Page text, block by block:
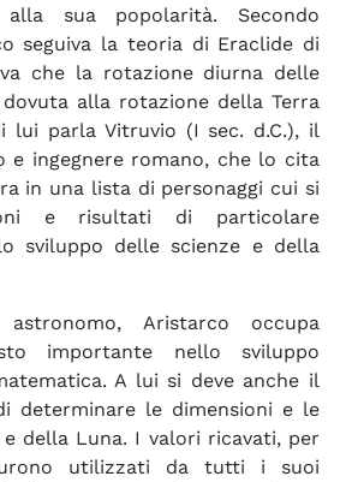
sua popolarità. Secondo
seguiva la teoria di Eraclide di
che la rotazione diurna delle
alla rotazione della Terra
lui parla Vitruvio (I sec. d.C.), il
e ingegnere romano, che lo cita
in una lista di personaggi cui si
e risultati di particolare
sviluppo delle scienze e della
Aristarco occupa
importante nello sviluppo
A lui si deve anche il
determinare le dimensioni e le
della Luna. I valori ricavati, per
utilizzati da tutti i suoi